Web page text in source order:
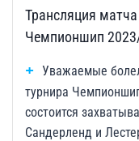
Трансляция
Чемпионшип
Уважаемые
турнира
состоится
Сандерленд и